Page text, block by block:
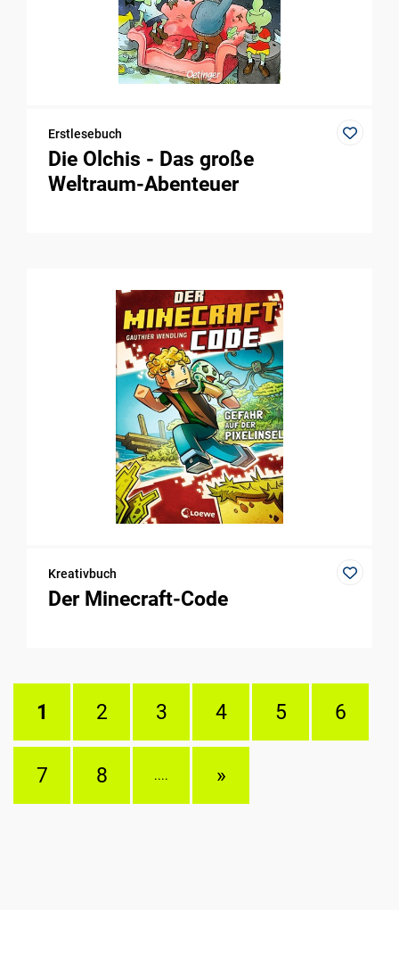
Erstlesebuch
Die Olchis - Das große
Weltraum-Abenteuer
Kreativbuch
Der Minecraft-Code
1 2 3 4 5 6
7 8 .... »